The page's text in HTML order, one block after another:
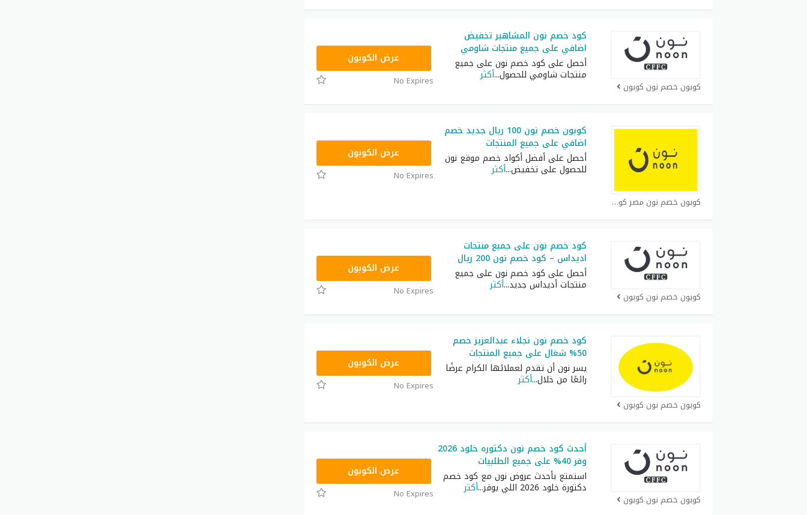
كوبون خصم نون كوبون
كود خصم نون المشاهير تخفيض
اضافي على جميع منتجات شاومي
أحصل على كود خصم نون على جميع
منتجات شاومي للحصول...أكثر
RRF24عرض الكوبون
No Expires
كوبون خصم نون مصر كوبون
كوبون خصم نون 100 ريال جديد خصم
اضافي على جميع المنتجات
أحصل على أفضل أكواد خصم موقع نون
للحصول على تخفيض...أكثر
RRF24عرض الكوبون
No Expires
كوبون خصم نون كوبون
كود خصم نون على جميع منتجات
اديداس – كود خصم نون 200 ريال
أحصل على كود خصم نون على جميع
منتجات أديداس جديد...أكثر
عرض الكوبون
No Expires
كوبون خصم نون كوبون
كود خصم نون نجلاء عبدالعزيز خصم
50% شغال على جميع المنتجات
يسر نون أن تقدم لعملائها الكرام عرضًا
رائعًا من خلال...أكثر
RRF24عرض الكوبون
No Expires
كوبون خصم نون كوبون
أحدث كود خصم نون دكتوره خلود 2026
وفر 40% على جميع الطلبيات
استمتع بأحدث عروض نون مع كود خصم
دكتورة خلود 2026 اللي يوفر ...أكثر
RRF24عرض الكوبون
No Expires